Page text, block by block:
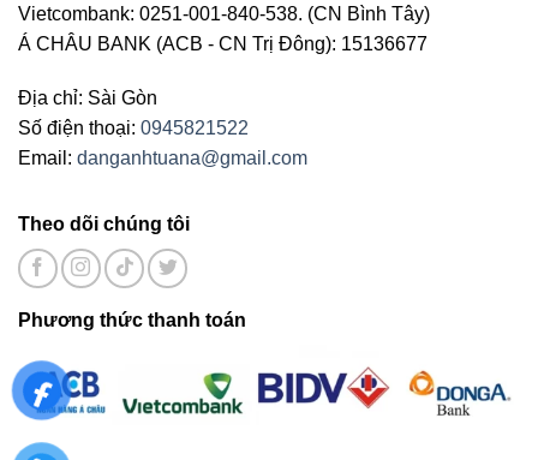
Vietcombank: 0251-001-840-538. (CN Bình Tây)
Á CHÂU BANK (ACB - CN Trị Đông): 15136677
Địa chỉ: Sài Gòn
Số điện thoại: 0945821522
Email: danganhtuana@gmail.com
Theo dõi chúng tôi
Phương thức thanh toán